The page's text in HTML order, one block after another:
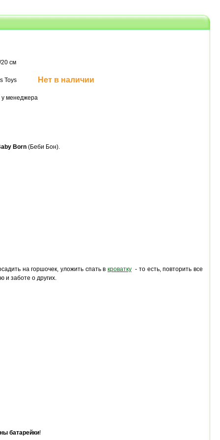
см
Toys
менеджера
Нет в наличии
Born (Беби Бон).
на горшочек, уложить спать в кроватку- то есть, повторить все
и заботе о других.
батарейки!